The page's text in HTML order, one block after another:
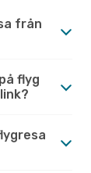
från
flyg